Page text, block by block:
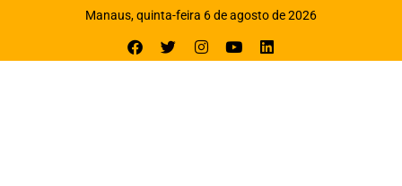
Manaus, quinta-feira 6 de agosto de 2026